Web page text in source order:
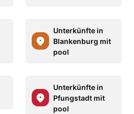
Unterkünfte in
Blankenburg mit
pool
Unterkünfte in
Pfungstadt mit
pool